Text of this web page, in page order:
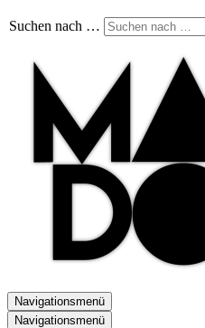
Suchen nach …
Navigationsmenü
Navigationsmenü